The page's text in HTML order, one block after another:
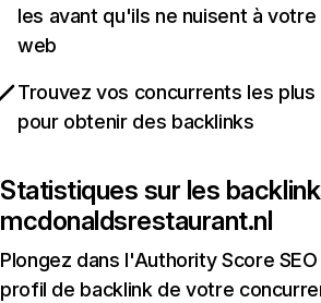
les avant qu'ils ne nuisent à
web
Trouvez vos concurrents les
pour obtenir des backlinks
Statistiques sur les
mcdonaldsrestaurant.nl
Plongez dans l'Authority Score
profil de backlink de votre